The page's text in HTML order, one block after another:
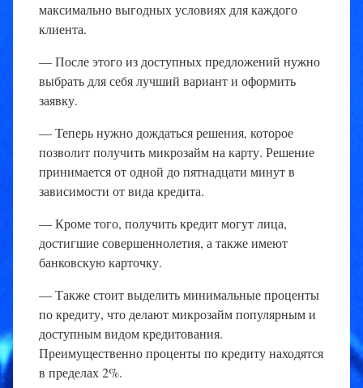
максимально выгодных условиях для каждого
клиента.
— После этого из доступных предложений нужно
выбрать для себя лучший вариант и оформить
заявку.
— Теперь нужно дождаться решения, которое
позволит получить микрозайм на карту. Решение
принимается от одной до пятнадцати минут в
зависимости от вида кредита.
— Кроме того, получить кредит могут лица,
достигшие совершеннолетия, а также имеют
банковскую карточку.
— Также стоит выделить минимальные проценты
по кредиту, что делают микрозайм популярным и
доступным видом кредитования.
Преимущественно проценты по кредиту находятся
в пределах 2%.